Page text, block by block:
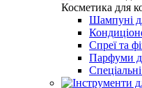
Косметика для
Шампуні
Спреї та
Парфуми